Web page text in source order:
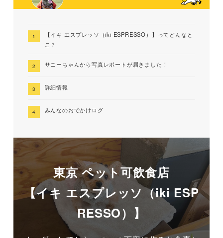
【イキ エスプレッソ（iki ESPRESSO）】ってどんなと
こ？
サニーちゃんから写真レポートが届きました！
詳細情報
みんなのおでかけログ
東京 ペット可飲食店
【イキ エスプレッソ（iki ESP
RESSO）】